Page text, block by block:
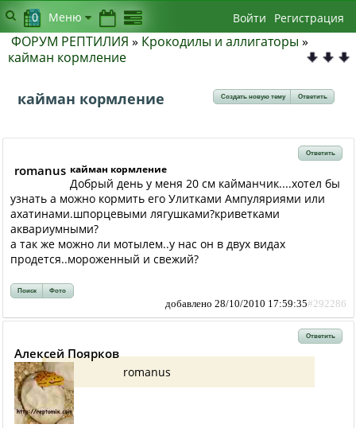
ФОРУМ РЕПТИЛИЯ » Крокодилы и аллигаторы »
кайман кормление
кайман кормление Создать новую тему Ответить
Ответить
romanus кайман кормление
Добрый день у меня 20 см кайманчик....хотел бы
узнать а можно кормить его Улитками Ампуляриями или
ахатинами.шпорцевыми лягушками?криветками
аквариумными?
а так же можно ли мотылем..у нас он в двух видах
продется..мороженный и свежий?
Поиск Фото
добавлено 28/10/2010 17:59:35#292286
Ответить
Алексей Поярков
romanus
0 Меню Войти Регистрация